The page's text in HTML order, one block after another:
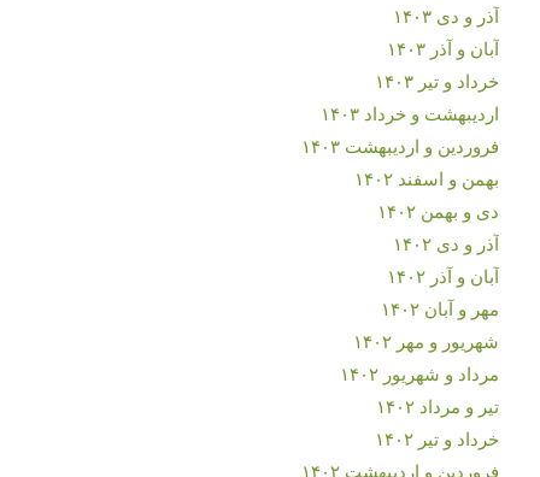
آذر و دی ۱۴۰۳
آبان و آذر ۱۴۰۳
خرداد و تیر ۱۴۰۳
اردیبهشت و خرداد ۱۴۰۳
فروردین و اردیبهشت ۱۴۰۳
بهمن و اسفند ۱۴۰۲
دی و بهمن ۱۴۰۲
آذر و دی ۱۴۰۲
آبان و آذر ۱۴۰۲
مهر و آبان ۱۴۰۲
شهریور و مهر ۱۴۰۲
مرداد و شهریور ۱۴۰۲
تیر و مرداد ۱۴۰۲
خرداد و تیر ۱۴۰۲
فروردین و اردیبهشت ۱۴۰۲